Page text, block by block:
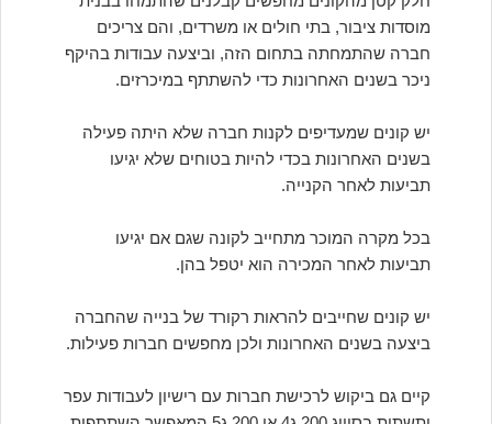
מוסדות ציבור, בתי חולים או משרדים, והם צריכים
חברה שהתמחתה בתחום הזה, וביצעה עבודות בהיקף
ניכר בשנים האחרונות כדי להשתתף במיכרזים.
יש קונים שמעדיפים לקנות חברה שלא היתה פעילה
בשנים האחרונות בכדי להיות בטוחים שלא יגיעו
תביעות לאחר הקנייה.
בכל מקרה המוכר מתחייב לקונה שגם אם יגיעו
תביעות לאחר המכירה הוא יטפל בהן.
יש קונים שחייבים להראות רקורד של בנייה שהחברה
ביצעה בשנים האחרונות ולכן מחפשים חברות פעילות.
קיים גם ביקוש לרכישת חברות עם רישיון לעבודות עפר